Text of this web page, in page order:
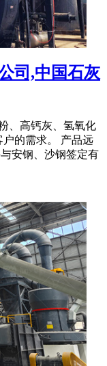
司,中国石灰
、高钙灰、氢氧化
的需求。 产品远
安钢、沙钢签定有